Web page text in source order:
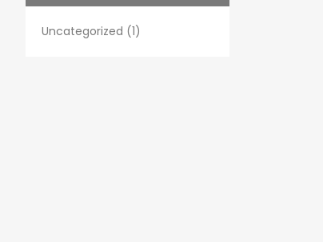
Uncategorized (1)